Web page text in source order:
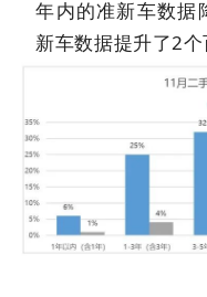
年内的准新车数据
新车数据提升了2个